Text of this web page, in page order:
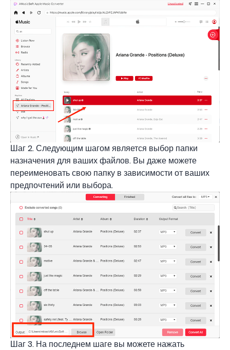
Шаг 2. Следующим шагом является выбор папки
назначения для ваших файлов. Вы даже можете
переименовать свою папку в зависимости от ваших
предпочтений или выбора.
Шаг 3. На последнем шаге вы можете нажать